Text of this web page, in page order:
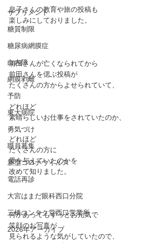
サプリメント
糖質制限
糖尿病網膜症
白内障
網膜剥離
予防
東大病院
勇気づけ
職員募集
新型コロナウイルス
電話再診
大宮はまだ眼科西口分院
三橋コンタク堂西口営業所
2026年アーカイブ
息子さんの教育や旅の投稿も
楽しみにしておりました。
前田さんが亡くなられてから
前田さんを偲ぶ投稿が
たくさんの方からよせられていて、
どれほど
素晴らしいお仕事をされていたのか、
どれほど
たくさんの方に
愛を与えていたのかを
改めて知りました。
何があってもずっとお元気で
笑顔のお写真が
見られるような気がしていたので、